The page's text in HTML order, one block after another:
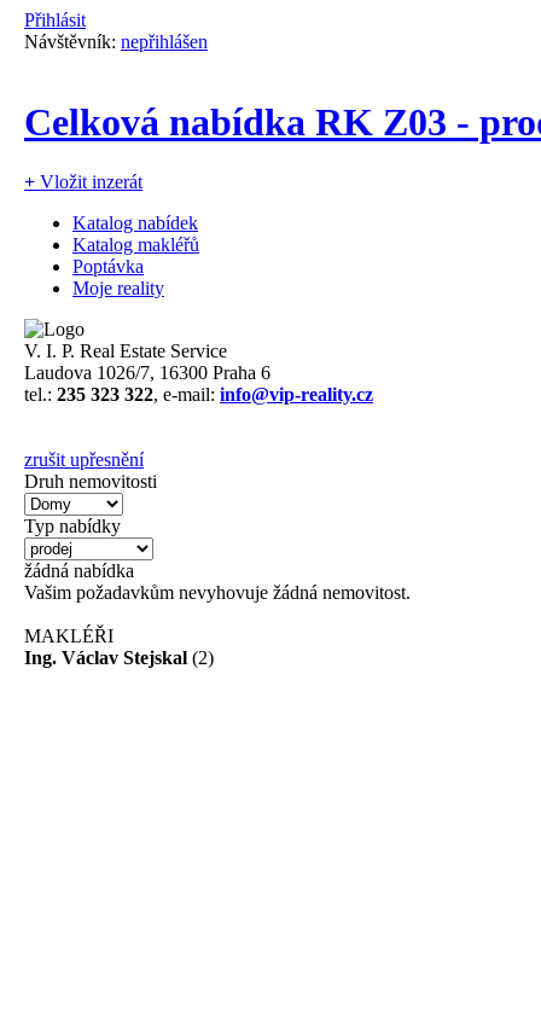
Přihlásit
Návštěvník: nepřihlášen
Celková nabídka RK Z03 -
+ Vložit inzerát
Katalog nabídek
Katalog makléřů
Poptávka
Moje reality
V. I. P. Real Estate Service
Laudova 1026/7, 16300 Praha 6
tel.: 235 323 322, e-mail: info@vip-reality.cz
zrušit upřesnění
Druh nemovitosti
Typ nabídky
žádná nabídka
Vašim požadavkům nevyhovuje žádná nemovitost.
MAKLÉŘI
Ing. Václav Stejskal (2)